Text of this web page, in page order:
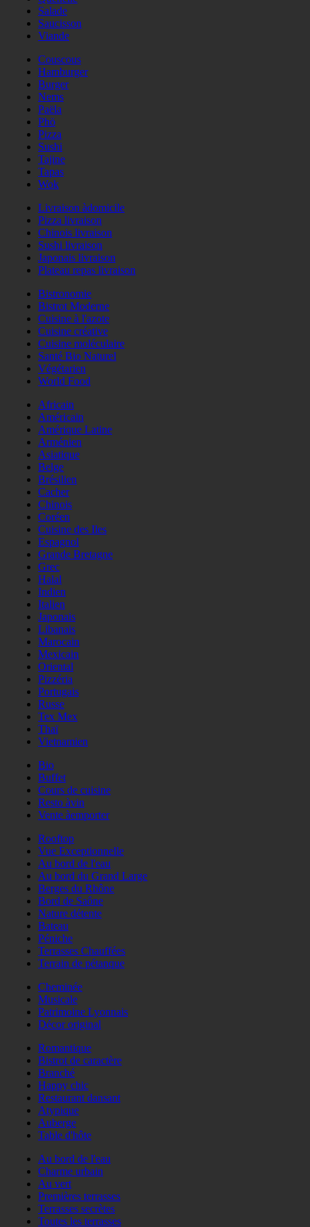
Salade
Saucisson
Viande
Couscous
Hamburger
Burger
Nems
Paëla
Phö
Pizza
Sushi
Tajine
Tapas
Wok
Livraison àdomicile
Pizza livraison
Chinois livraison
Sushi livraison
Japonais livraison
Plateau repas livraison
Bistronomie
Bistrot Moderne
Cuisine à l'azote
Cuisine créative
Cuisine moléculaire
Santé Bio Naturel
Végétarien
World Food
Africain
Américain
Amérique Latine
Arménien
Asiatique
Belge
Brésilien
Cacher
Chinois
Coréen
Cuisine des Iles
Espagnol
Grande Bretagne
Grec
Halal
Indien
Italien
Japonais
Libanais
Marocain
Mexicain
Oriental
Pizzéria
Portugais
Russe
Tex Mex
Thaï
Vietnamien
Bio
Buffet
Cours de cuisine
Resto àvin
Vente àemporter
Rooftop
Vue Exceptionnelle
Au bord de l'eau
Au bord du Grand Large
Berges du Rhône
Bord de Saône
Nature détente
Bateau
Péniche
Terrasses Chauffées
Terrain de pétanque
Cheminée
Musicale
Patrimoine Lyonnais
Décor original
Romantique
Bistrot de caractère
Branché
Happy chic
Restaurant dansant
Atypique
Auberge
Table d'hôte
Au bord de l'eau
Charme urbain
Au vert
Premières terrasses
Terrasses secrètes
Toutes les terrasses